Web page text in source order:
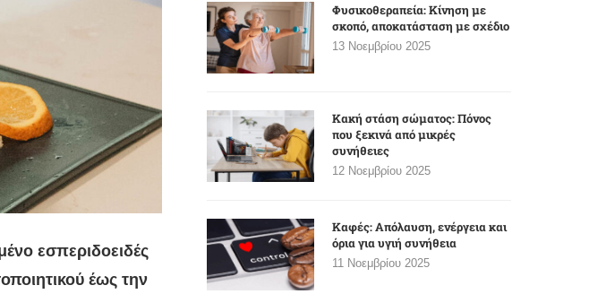
εσπεριδοειδές
έως την
Φυσικοθεραπεία: Κίνηση με
σκοπό, αποκατάσταση με σχέδιο
13 Νοεμβρίου 2025
Κακή στάση σώματος: Πόνος
που ξεκινά από μικρές
συνήθειες
12 Νοεμβρίου 2025
Καφές: Απόλαυση, ενέργεια και
όρια για υγιή συνήθεια
11 Νοεμβρίου 2025